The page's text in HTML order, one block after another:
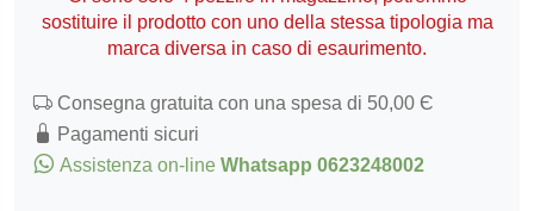
Condimenti e Conserve
Legumi
Halawa/Halva
Confetture, Miele, Melasse e Creme Spalmabili
Scrub
all'Aloe
110gr
quantità
sostituire il prodotto con uno della stessa tipologia ma
marca diversa in caso di esaurimento.
Consegna gratuita con una spesa di 50,00 Є
Pagamenti sicuri
Assistenza on-line Whatsapp 0623248002